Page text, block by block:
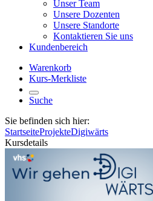
Unser Team
Unsere Dozenten
Unsere Standorte
Kontaktieren Sie uns
Kundenbereich
Warenkorb
Kurs-Merkliste
Suche
Sie befinden sich hier:
StartseiteProjekteDigiwärts
Kursdetails